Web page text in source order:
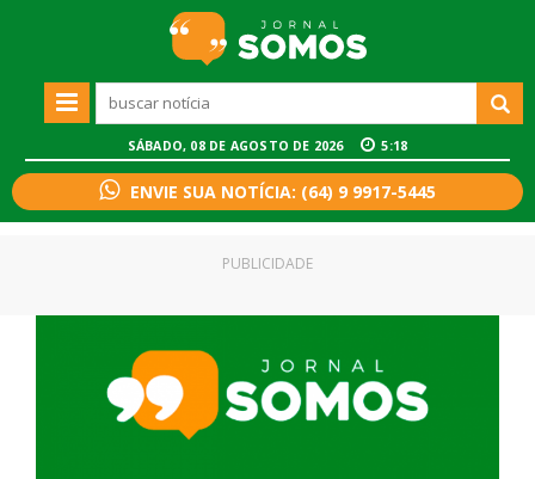
SÁBADO, 08 DE AGOSTO DE 2026 5:18
ENVIE SUA NOTÍCIA: (64) 9 9917-5445
PUBLICIDADE